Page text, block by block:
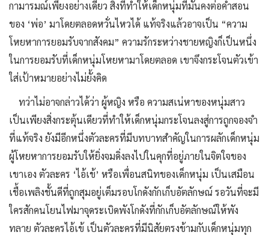
กามารมณ์เพียงอย่างเดียว สิ่งที่ทำให้เด็กหนุ่มที่มั่นคงต่อคำสอน
ของ ‘พ่อ’ มาโดยตลอดหวั่นไหวได้ แท้จริงแล้วอาจเป็น “ความ
โหยหาการยอมรับจากสังคม” ความรักระหว่างชายหญิงก็เป็นหนึ่ง
ในการยอมรับที่เด็กหนุ่มโหยหามาโดยตลอด เขาจึงกระโจนตัวเข้า
ใส่เป้าหมายอย่างไม่ยั้งคิด
ทว่าไม่อาจกล่าวได้ว่า ผู้หญิง หรือ ความสเน่หาของหนุ่มสาว
เป็นเพียงสิ่งกระตุ้นเดียวที่ทําให้เด็กหนุ่มกระโจนลงสู่การถูกจองจํา
ที่แท้จริง ยังมีอีกหนึ่งตัวละครที่มีบทบาทสำคัญในการผลักเด็กหนุ่ม
ผู้โหยหาการยอมรับให้ยิ่งจมดิ่งลงไปในคุกที่อยู่ภายในจิตใจของ
เขาเอง ตัวละคร ‘ไอ้เข้’ หรือเพื่อนสนิทของเด็กหนุ่ม เป็นเสมือน
เชื้อเพลิงชั้นดีที่ถูกสุมอยู่เต็มรอบโกดังกักเก็บอัตลักษณ์ รอวันที่จะมี
ใครสักคนโยนไฟมาจุดระเบิดพังโกดังที่กักเก็บอัตลักษณ์ให้พัง
ทลาย ตัวละครไอ้เข้ เป็นตัวละครที่มีนิสัยตรงข้ามกับเด็กหนุ่มทุก